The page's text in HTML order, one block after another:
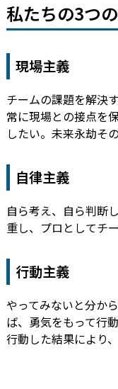
私たちの3つ
現場主義
チームの課題を解決
常に現場との接点を
したい。未来永劫そ
自律主義
自ら考え、自ら判断
重し、プロとしてチ
行動主義
やってみないと分か
ば、勇気をもって行
行動した結果により